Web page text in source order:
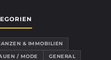
& IMMOBILIEN
/ MODE
GENERAL